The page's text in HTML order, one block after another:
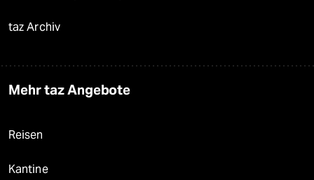
taz Archiv
Mehr taz Angebote
Reisen
Kantine